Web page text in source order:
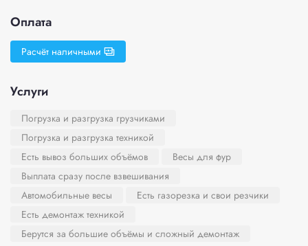
Оплата
Расчёт наличными
Услуги
Погрузка и разгрузка грузчиками
Погрузка и разгрузка техникой
Есть вывоз больших объёмов
Весы для фур
Выплата сразу после взвешивания
Автомобильные весы
Есть газорезка и свои резчики
Есть демонтаж техникой
Берутся за большие объёмы и сложный демонтаж